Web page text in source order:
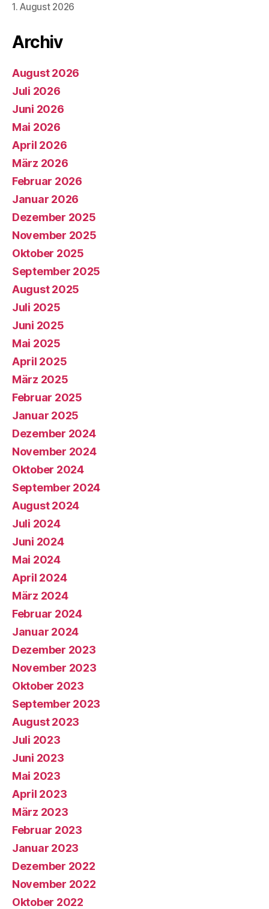
1. August 2026
Archiv
August 2026
Juli 2026
Juni 2026
Mai 2026
April 2026
März 2026
Februar 2026
Januar 2026
Dezember 2025
November 2025
Oktober 2025
September 2025
August 2025
Juli 2025
Juni 2025
Mai 2025
April 2025
März 2025
Februar 2025
Januar 2025
Dezember 2024
November 2024
Oktober 2024
September 2024
August 2024
Juli 2024
Juni 2024
Mai 2024
April 2024
März 2024
Februar 2024
Januar 2024
Dezember 2023
November 2023
Oktober 2023
September 2023
August 2023
Juli 2023
Juni 2023
Mai 2023
April 2023
März 2023
Februar 2023
Januar 2023
Dezember 2022
November 2022
Oktober 2022